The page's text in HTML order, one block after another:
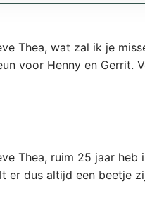
Thea, wat zal ik je
voor Henny en Gerrit.
Thea, ruim 25 jaar
er dus altijd een beetje